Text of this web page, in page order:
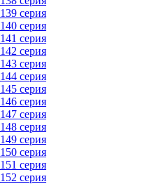
139 серия
140 серия
141 серия
142 серия
143 серия
144 серия
145 серия
146 серия
147 серия
148 серия
149 серия
150 серия
151 серия
152 серия